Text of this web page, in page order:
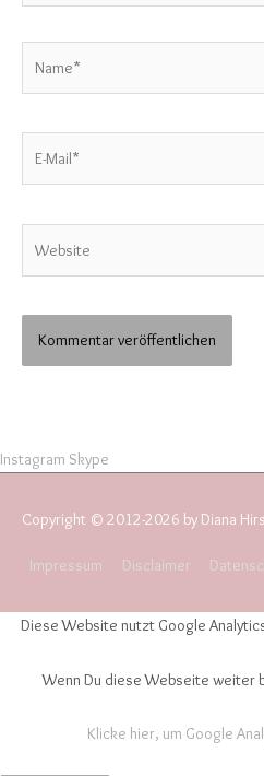
Instagram Skype
Copyright © 2012-2026 by Diana
Impressum Disclaimer
Diese Website nutzt Google
Wenn Du diese Webseite weiter
Klicke hier, um Google